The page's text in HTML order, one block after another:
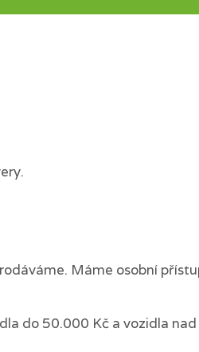
Máme osobní
do 50.000 Kč a vozidla nad